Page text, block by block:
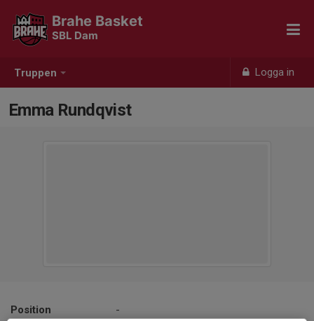
Truppen Logga in
Brahe Basket
SBL Dam
Emma Rundqvist
Position
-